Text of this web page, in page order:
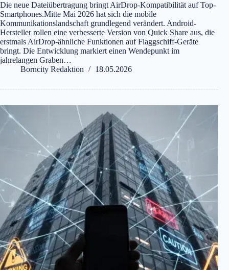
Die neue Dateiübertragung bringt AirDrop-Kompatibilität auf Top-
Smartphones.Mitte Mai 2026 hat sich die mobile
Kommunikationslandschaft grundlegend verändert. Android-
Hersteller rollen eine verbesserte Version von Quick Share aus, die
erstmals AirDrop-ähnliche Funktionen auf Flaggschiff-Geräte
bringt. Die Entwicklung markiert einen Wendepunkt im
jahrelangen Graben…
Borncity Redaktion
18.05.2026